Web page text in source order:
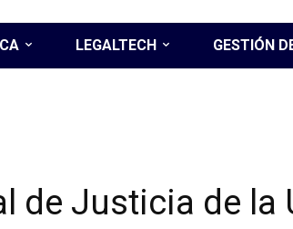
LEGALTECH GESTIÓN
de Justicia de la